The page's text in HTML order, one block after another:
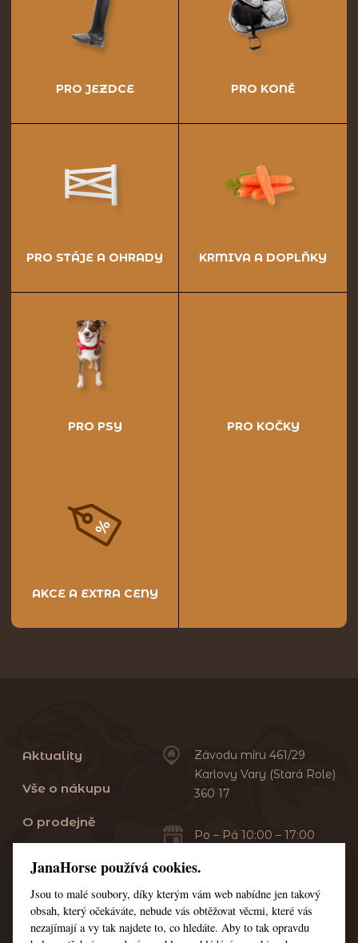
PRO JEZDCE PRO KONĚ
PRO STÁJE A OHRADY KRMIVA A DOPLŇKY
PRO PSY PRO KOČKY
AKCE A EXTRA CENY
Aktuality
Vše o nákupu
O prodejně
Servis
Kontakt
Závodu míru 461/29
Karlovy Vary (Stará Role)
360 17
Po – Pá 10:00 – 17:00
+420 353 549 410
+420 608 444 378
JanaHorse používá cookies.
Jsou to malé soubory, díky kterým vám web nabídne jen takový
obsah, který očekáváte, nebude vás obtěžovat věcmi, které vás
nezajímají a vy tak najdete to, co hledáte. Aby to tak opravdu